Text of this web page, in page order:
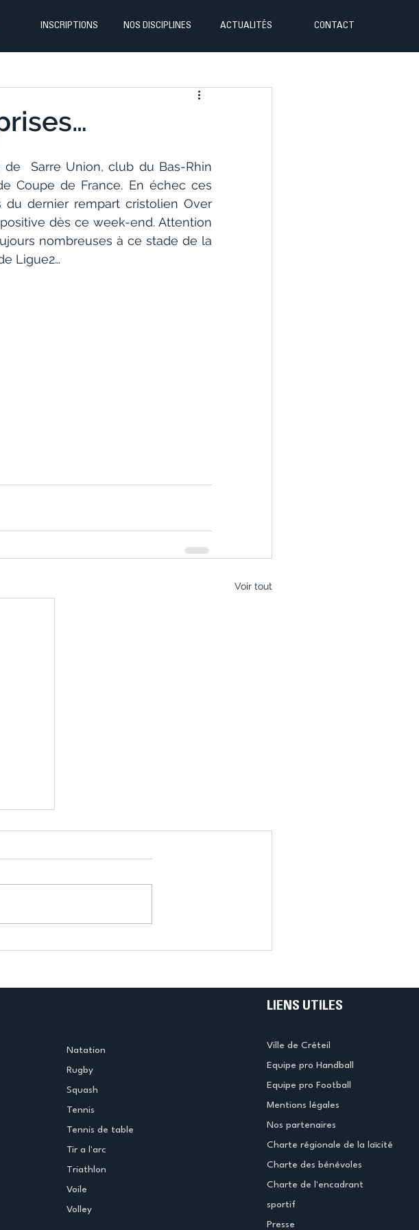
INSCRIPTIONS NOS DISCIPLINES ACTUALITÉS CONTACT
Sarre Union, club du Bas-Rhin
Coupe de France. En échec ces
dernier rempart cristolien Over
dès ce week-end. Attention
nombreuses à ce stade de la
Ligue2…
Voir tout
Natation
Rugby
Squash
Tennis
Tennis de table
Tir a l'arc
Triathlon
Voile
Volley
LIENS UTILES
Ville de Créteil
Equipe pro Handball
Equipe pro Football
Mentions légales
Nos partenaires
Charte régionale de la laïcité
Charte des bénévoles
Charte de l'encadrant
sportif
Presse